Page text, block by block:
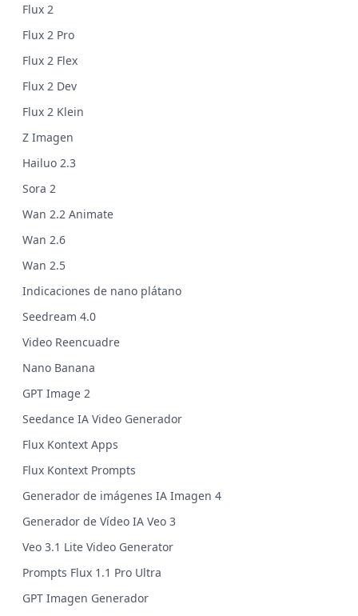
Flux 2
Flux 2 Pro
Flux 2 Flex
Flux 2 Dev
Flux 2 Klein
Z Imagen
Hailuo 2.3
Sora 2
Wan 2.2 Animate
Wan 2.6
Wan 2.5
Indicaciones de nano plátano
Seedream 4.0
Video Reencuadre
Nano Banana
GPT Image 2
Seedance IA Video Generador
Flux Kontext Apps
Flux Kontext Prompts
Generador de imágenes IA Imagen 4
Generador de Vídeo IA Veo 3
Veo 3.1 Lite Video Generator
Prompts Flux 1.1 Pro Ultra
GPT Imagen Generador